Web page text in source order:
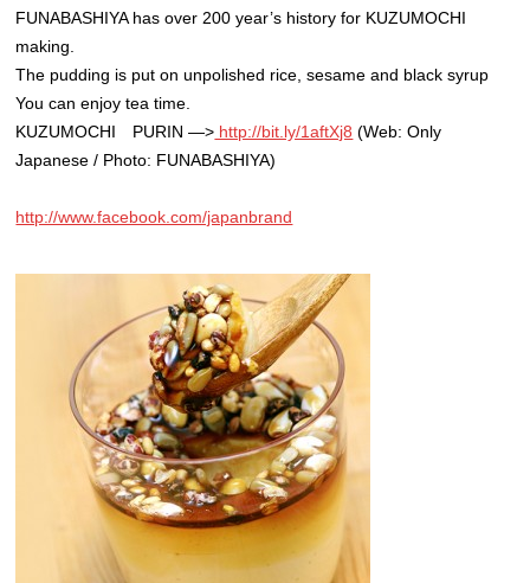
FUNABASHIYA has over 200 year’s history for KUZUMOCHI
making.
The pudding is put on unpolished rice, sesame and black syrup
You can enjoy tea time.
KUZUMOCHI PURIN —> http://bit.ly/1aftXj8 (Web: Only
Japanese / Photo: FUNABASHIYA)
http://www.facebook.com/japanbrand